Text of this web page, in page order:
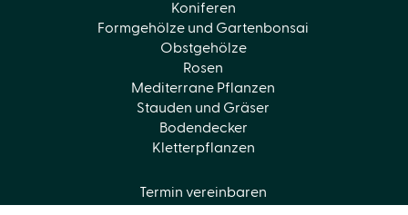
Koniferen
Formgehölze und Gartenbonsai
Obstgehölze
Rosen
Mediterrane Pflanzen
Stauden und Gräser
Bodendecker
Kletterpflanzen
Termin vereinbaren